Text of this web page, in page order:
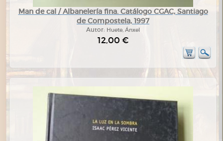
Man de cal / Albanelería fina. Catálogo CGAC, Santiago
de Compostela, 1997
Autor: Huete, Ánxel
12,00 €